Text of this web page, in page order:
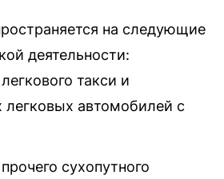
на следующие
деятельности:
такси и
легковых автомобилей с
сухопутного